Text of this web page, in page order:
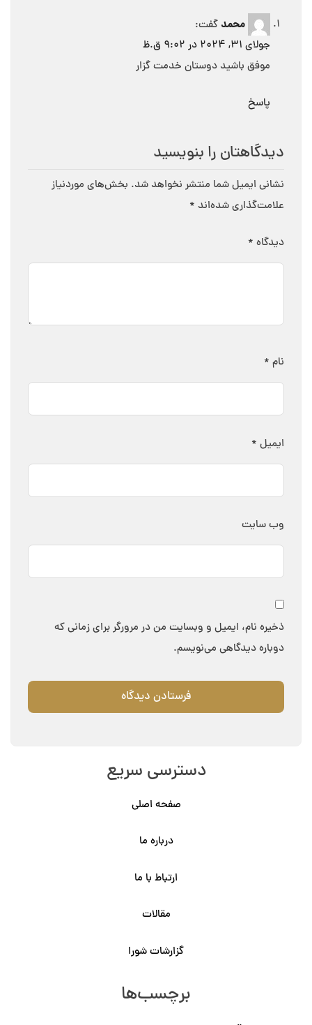
محمد گفت:
جولای 31, 2024 در 9:02 ق.ظ
موفق باشید دوستان خدمت گزار
پاسخ
دیدگاهتان را بنویسید
نشانی ایمیل شما منتشر نخواهد شد. بخش‌های موردنیاز
علامت‌گذاری شده‌اند *
دیدگاه *
نام *
ایمیل *
وب‌ سایت
ذخیره نام، ایمیل و وبسایت من در مرورگر برای زمانی که
دوباره دیدگاهی می‌نویسم.
دسترسی سریع
صفحه اصلی
درباره ما
ارتباط با ما
مقالات
گزارشات شورا
برچسب‌ها